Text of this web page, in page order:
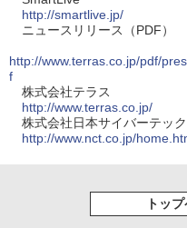
http://smartlive.jp/
ニュースリリース（PDF）
http://www.terras.co.jp/pdf/
f
株式会社テラス
http://www.terras.co.jp/
株式会社日本サイバーテック
http://www.nct.co.jp/
トッ